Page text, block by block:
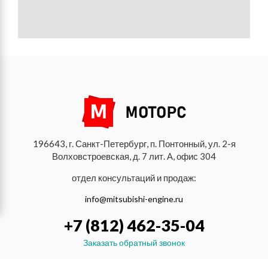
196643, г. Санкт-Петербург, п. Понтонный, ул. 2-я
Волховстроевская, д. 7 лит. А, офис 304
отдел консультаций и продаж:
info@mitsubishi-engine.ru
+7 (812) 462-35-04
Заказать обратный звонок